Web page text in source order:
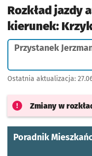
Rozkład jazdy
kierunek:
Przystanek
Ostatnia aktualizacja:
Zmiany w
Poradnik